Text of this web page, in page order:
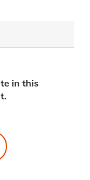
in this